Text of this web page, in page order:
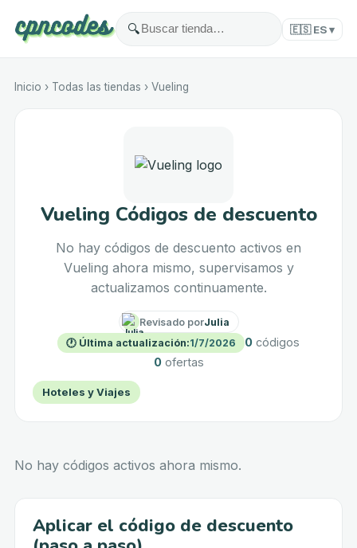
🔍 🇪🇸 ES▾
Inicio › Todas las tiendas › Vueling
Vueling Códigos de descuento
No hay códigos de descuento activos en
Vueling ahora mismo, supervisamos y
actualizamos continuamente.
Revisado porJulia
🕐 Última actualización:1/7/2026 0 códigos
0 ofertas
Hoteles y Viajes
No hay códigos activos ahora mismo.
Aplicar el código de descuento